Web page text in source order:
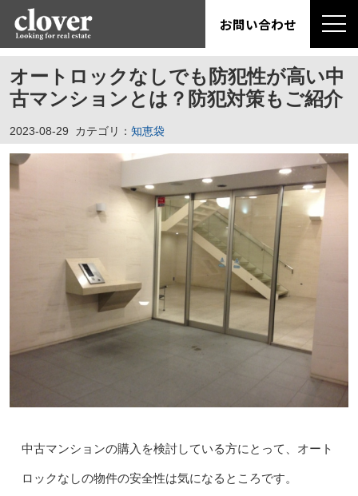
お問い合わせ
オートロックなしでも防犯性が高い中
古マンションとは？防犯対策もご紹介
2023-08-29 カテゴリ： 知恵袋
中古マンションの購入を検討している方にとって、オート
ロックなしの物件の安全性は気になるところです。